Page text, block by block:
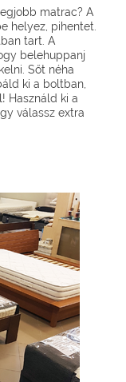
matrac? A
helyez, pihentet.
tart. A
belehuppanj
Sőt néha
ki a boltban,
Használd ki a
válassz extra